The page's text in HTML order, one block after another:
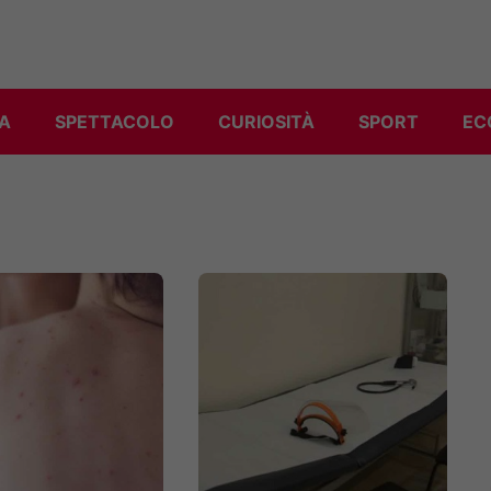
SPETTACOLO CURIOSITÀ SPORT